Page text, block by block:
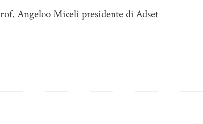
Angeloo Miceli presidente di Adset